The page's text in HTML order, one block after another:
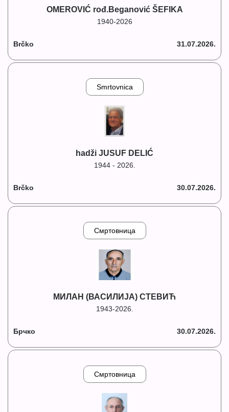
OMEROVIĆ rođ.Beganović ŠEFIKA
1940-2026
Brčko 31.07.2026.
Smrtovnica
hadži JUSUF DELIĆ
1944 - 2026.
Brčko 30.07.2026.
Смртовница
МИЛАН (ВАСИЛИЈА) СТЕВИЋ
1943-2026.
Брчко 30.07.2026.
Смртовница